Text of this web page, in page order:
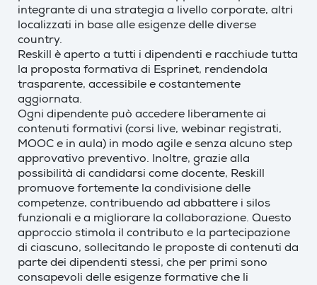
integrante di una strategia a livello corporate, altri
localizzati in base alle esigenze delle diverse
country.
Reskill è aperto a tutti i dipendenti e racchiude tutta
la proposta formativa di Esprinet, rendendola
trasparente, accessibile e costantemente
aggiornata.
Ogni dipendente può accedere liberamente ai
contenuti formativi (corsi live, webinar registrati,
MOOC e in aula) in modo agile e senza alcuno step
approvativo preventivo. Inoltre, grazie alla
possibilità di candidarsi come docente, Reskill
promuove fortemente la condivisione delle
competenze, contribuendo ad abbattere i silos
funzionali e a migliorare la collaborazione. Questo
approccio stimola il contributo e la partecipazione
di ciascuno, sollecitando le proposte di contenuti da
parte dei dipendenti stessi, che per primi sono
consapevoli delle esigenze formative che li